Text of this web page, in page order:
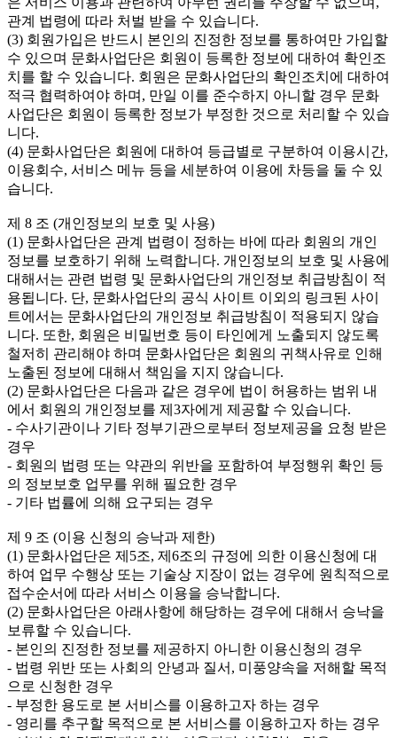
관계 법령에 따라 처벌 받을 수 있습니다.
(3) 회원가입은 반드시 본인의 진정한 정보를 통하여만 가입할
수 있으며 문화사업단은 회원이 등록한 정보에 대하여 확인조
치를 할 수 있습니다. 회원은 문화사업단의 확인조치에 대하여
적극 협력하여야 하며, 만일 이를 준수하지 아니할 경우 문화
사업단은 회원이 등록한 정보가 부정한 것으로 처리할 수 있습
니다.
(4) 문화사업단은 회원에 대하여 등급별로 구분하여 이용시간,
이용회수, 서비스 메뉴 등을 세분하여 이용에 차등을 둘 수 있
습니다.
제 8 조 (개인정보의 보호 및 사용)
(1) 문화사업단은 관계 법령이 정하는 바에 따라 회원의 개인
정보를 보호하기 위해 노력합니다. 개인정보의 보호 및 사용에
대해서는 관련 법령 및 문화사업단의 개인정보 취급방침이 적
용됩니다. 단, 문화사업단의 공식 사이트 이외의 링크된 사이
트에서는 문화사업단의 개인정보 취급방침이 적용되지 않습
니다. 또한, 회원은 비밀번호 등이 타인에게 노출되지 않도록
철저히 관리해야 하며 문화사업단은 회원의 귀책사유로 인해
노출된 정보에 대해서 책임을 지지 않습니다.
(2) 문화사업단은 다음과 같은 경우에 법이 허용하는 범위 내
에서 회원의 개인정보를 제3자에게 제공할 수 있습니다.
- 수사기관이나 기타 정부기관으로부터 정보제공을 요청 받은
경우
- 회원의 법령 또는 약관의 위반을 포함하여 부정행위 확인 등
의 정보보호 업무를 위해 필요한 경우
- 기타 법률에 의해 요구되는 경우
제 9 조 (이용 신청의 승낙과 제한)
(1) 문화사업단은 제5조, 제6조의 규정에 의한 이용신청에 대
하여 업무 수행상 또는 기술상 지장이 없는 경우에 원칙적으로
접수순서에 따라 서비스 이용을 승낙합니다.
(2) 문화사업단은 아래사항에 해당하는 경우에 대해서 승낙을
보류할 수 있습니다.
- 본인의 진정한 정보를 제공하지 아니한 이용신청의 경우
- 법령 위반 또는 사회의 안녕과 질서, 미풍양속을 저해할 목적
으로 신청한 경우
- 부정한 용도로 본 서비스를 이용하고자 하는 경우
- 영리를 추구할 목적으로 본 서비스를 이용하고자 하는 경우